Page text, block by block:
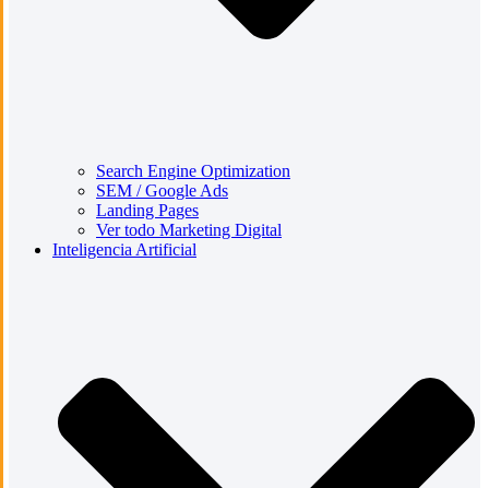
Search Engine Optimization
SEM / Google Ads
Landing Pages
Ver todo Marketing Digital
Inteligencia Artificial